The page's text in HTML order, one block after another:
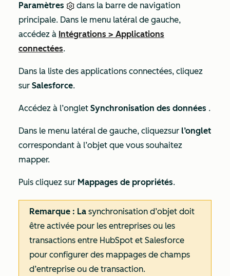
Paramètres
dans la barre de navigation
principale. Dans le menu latéral de gauche,
accédez à Intégrations > Applications
connectées.
Dans la liste des applications connectées, cliquez
sur Salesforce.
Accédez à l’onglet Synchronisation des données .
Dans le menu latéral de gauche, cliquezsur l’onglet
correspondant à l’objet que vous souhaitez
mapper.
Puis cliquez sur Mappages de propriétés.
Remarque : La synchronisation d’objet doit
être activée pour les entreprises ou les
transactions entre HubSpot et Salesforce
pour configurer des mappages de champs
d’entreprise ou de transaction.